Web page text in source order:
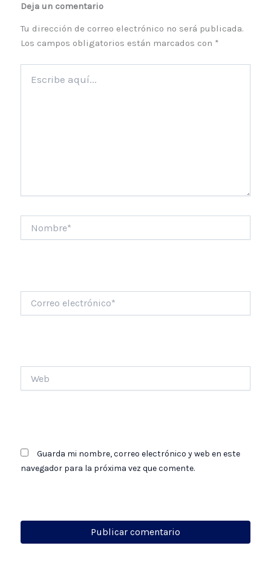
Deja un comentario
Tu dirección de correo electrónico no será publicada.
Los campos obligatorios están marcados con *
aquí...
electrónico*
Guarda mi nombre, correo electrónico y web en este
navegador para la próxima vez que comente.